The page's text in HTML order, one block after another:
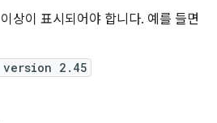
상이 표시되어야 합니다. 예를 들면
2.45